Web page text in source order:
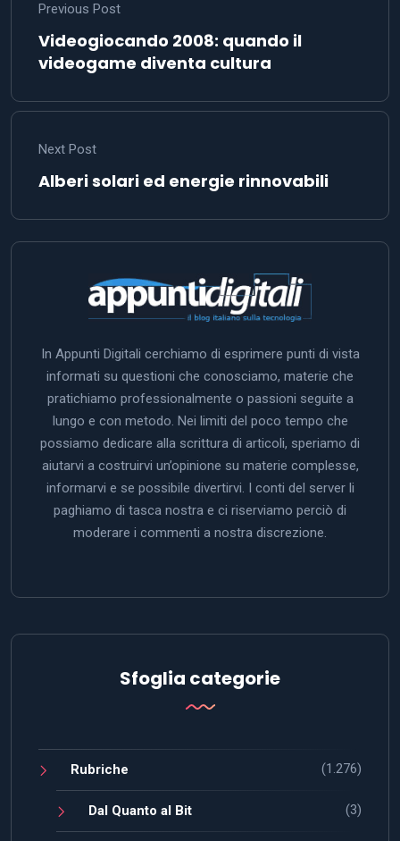
Previous Post
Videogiocando 2008: quando il
videogame diventa cultura
Next Post
Alberi solari ed energie rinnovabili
In Appunti Digitali cerchiamo di esprimere punti di vista
informati su questioni che conosciamo, materie che
pratichiamo professionalmente o passioni seguite a
lungo e con metodo. Nei limiti del poco tempo che
possiamo dedicare alla scrittura di articoli, speriamo di
aiutarvi a costruirvi un’opinione su materie complesse,
informarvi e se possibile divertirvi. I conti del server li
paghiamo di tasca nostra e ci riserviamo perciò di
moderare i commenti a nostra discrezione.
Sfoglia categorie
Rubriche (1.276)
Dal Quanto al Bit (3)